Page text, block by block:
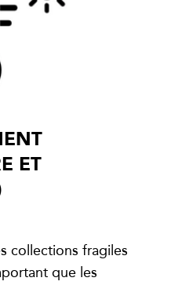
ET
collections fragiles
que les